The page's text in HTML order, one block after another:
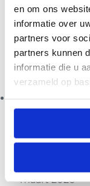
en om ons
informatie over
partners voor
partners kunnen
informatie die u
verzameld op
Water drinken
Welke fles
Winkelwagen
Zakelijk
Zakelijk
Archieven
mei 2026
maart 2026